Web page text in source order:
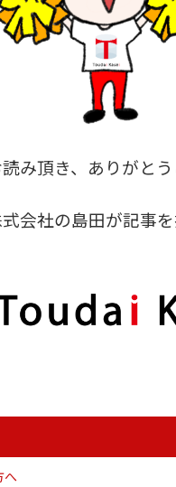
み頂き、ありがと
会社の島田が記事
へ